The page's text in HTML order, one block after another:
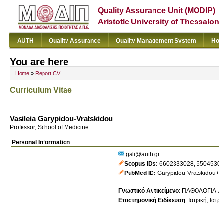
Quality Assurance Unit (MODIP)
Aristotle University of
AUTH Quality Assurance Quality Management System
You are here
Home » Report CV
Curriculum Vitae
Vasileia Garypidou-Vratskidou
Professor, School of Medicine
Personal Information
gali@auth.gr
Scopus IDs 6602333028,
PubMed ID Garypidou-
Γνωστικό Αντικείμενο: ΠΑΘΟΛΟΓΙΑ-
Επιστημονική Ειδίκευση: Ιατρική